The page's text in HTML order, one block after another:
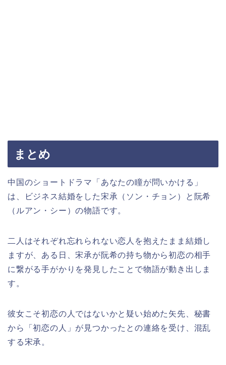
まとめ
中国のショートドラマ「あなたの瞳が問いかける」
は、ビジネス結婚をした宋承（ソン・チョン）と阮希
（ルアン・シー）の物語です。
二人はそれぞれ忘れられない恋人を抱えたまま結婚し
ますが、ある日、宋承が阮希の持ち物から初恋の相手
に繋がる手がかりを発見したことで物語が動き出しま
す。
彼女こそ初恋の人ではないかと疑い始めた矢先、秘書
から「初恋の人」が見つかったとの連絡を受け、混乱
する宋承。